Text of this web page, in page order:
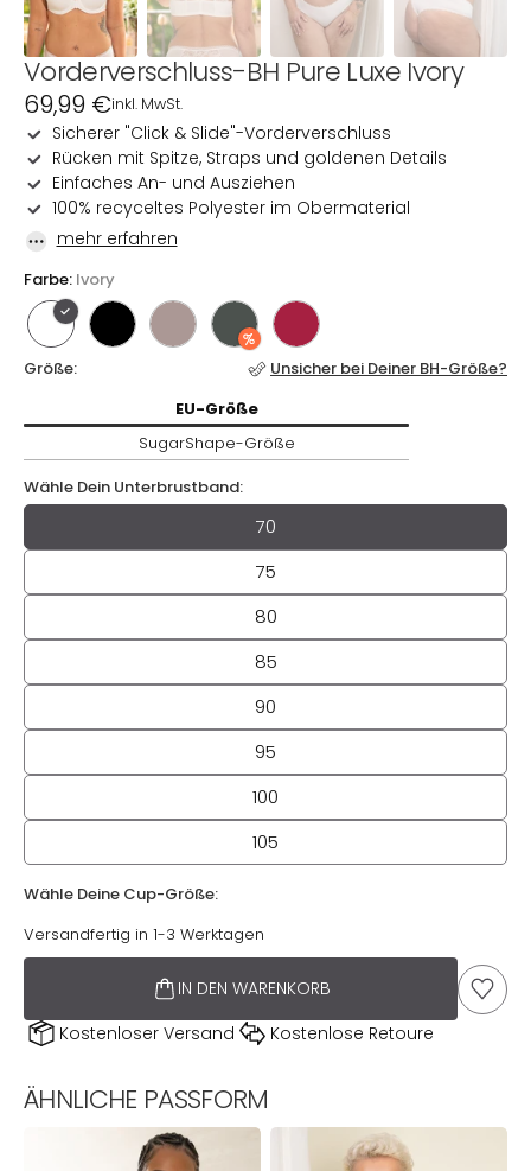
Vorderverschluss-BH Pure Luxe Ivory
Normaler
Preis
69,99 €inkl. MwSt.
Sicherer "Click & Slide"-Vorderverschluss
Rücken mit Spitze, Straps und goldenen Details
Einfaches An- und Ausziehen
100% recyceltes Polyester im Obermaterial
mehr erfahren
Farbe: Ivory
Größe: Unsicher bei Deiner BH-Größe?
Größe / SugarShape-Größe
EU-Größe
SugarShape-Größe
Wähle Dein Unterbrustband:
Wähle Dein Unterbrustband 70
75
80
85
90
95
100
105
Wähle Deine Cup-Größe:
Versandfertig in 1-3 Werktagen
IN DEN WARENKORB AUF
Kostenloser Versand Kostenlose Retoure
ÄHNLICHE PASSFORM